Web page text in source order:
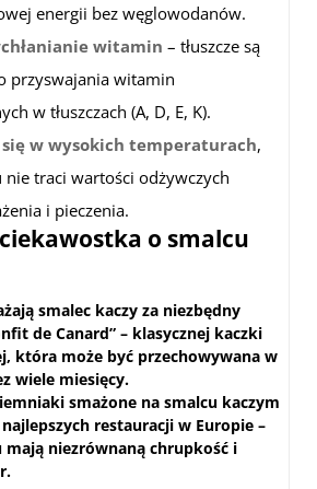
energii bez węglowodanów.
witamin – tłuszcze są
przyswajania witamin
w tłuszczach (A, D, E, K).
w wysokich temperaturach,
nie traci wartości odżywczych
i pieczenia.
o smalcu
smalec kaczy za niezbędny
de Canard” – klasycznej kaczki
która może być przechowywana w
wiele miesięcy.
smażone na smalcu kaczym
restauracji w Europie –
niezrównaną chrupkość i